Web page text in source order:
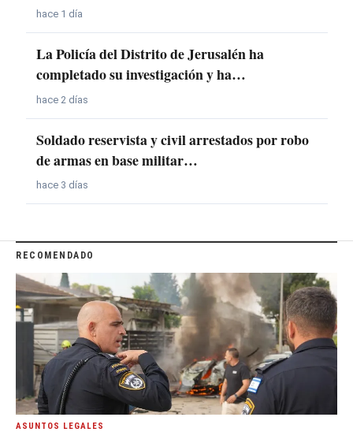
hace 1 día
La Policía del Distrito de Jerusalén ha
completado su investigación y ha…
hace 2 días
Soldado reservista y civil arrestados por robo
de armas en base militar…
hace 3 días
RECOMENDADO
ASUNTOS LEGALES